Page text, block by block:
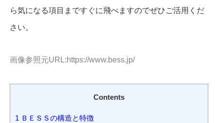
ら気になる項目まですぐに飛べますのでぜひご活用くだ
さい。
画像参照元URL:https://www.bess.jp/
Contents
1 ＢＥＳＳの構造と特徴